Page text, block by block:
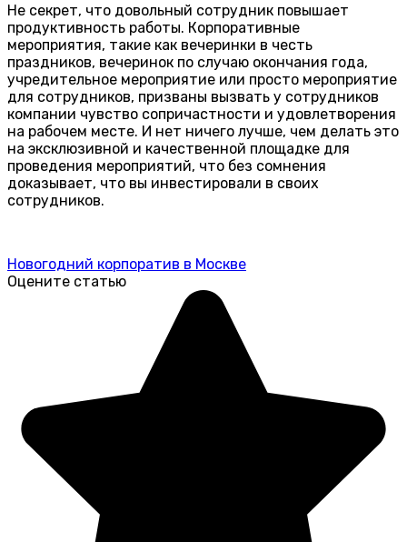
Не секрет, что довольный сотрудник повышает
продуктивность работы. Корпоративные
мероприятия, такие как вечеринки в честь
праздников, вечеринок по случаю окончания года,
учредительное мероприятие или просто мероприятие
для сотрудников, призваны вызвать у сотрудников
компании чувство сопричастности и удовлетворения
на рабочем месте. И нет ничего лучше, чем делать это
на эксклюзивной и качественной площадке для
проведения мероприятий, что без сомнения
доказывает, что вы инвестировали в своих
сотрудников.
Новогодний корпоратив в Москве
Оцените статью